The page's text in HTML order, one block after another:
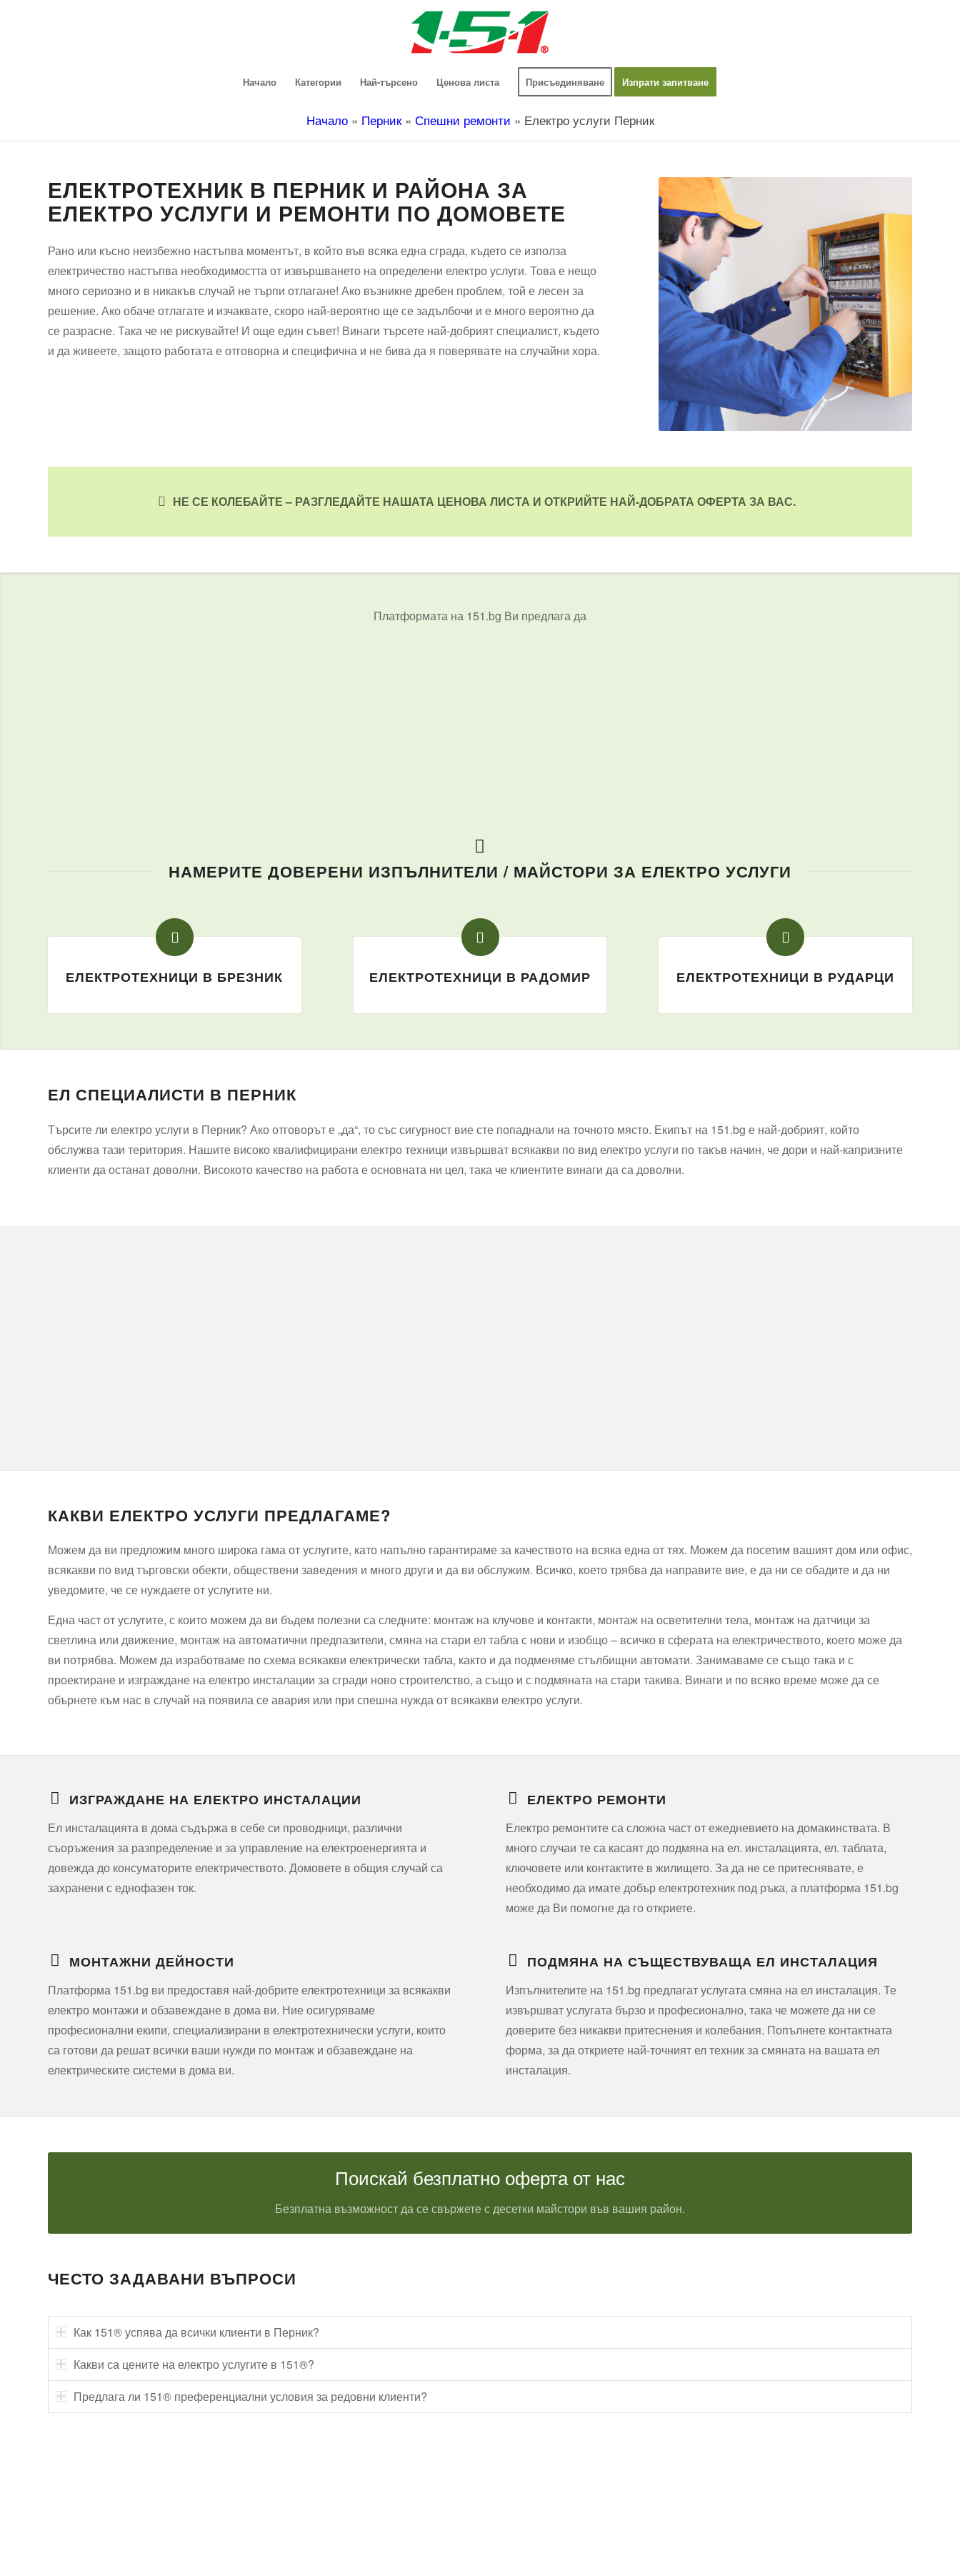
Начало Категории Най-търсено Ценова листа Присъединяване Изпрати запитване
Начало» Перник» Спешни ремонти » Електро услуги Перник
ЕЛЕКТРОТЕХНИК В ПЕРНИК И РАЙОНА ЗА
ЕЛЕКТРО УСЛУГИ И РЕМОНТИ ПО ДОМОВЕТЕ
Рано или късно неизбежно настъпва моментът, в който във всяка една сграда, където се използа
електричество настъпва необходимостта от извършването на определени електро услуги. Това е нещо
много сериозно и в никакъв случай не търпи отлагане! Ако възникне дребен проблем, той е лесен за
решение. Ако обаче отлагате и изчаквате, скоро най-вероятно ще се задълбочи и е много вероятно да
се разрасне. Така че не рискувайте! И още един съвет! Винаги търсете най-добрият специалист, където
и да живеете, защото работата е отговорна и специфична и не бива да я поверявате на случайни хора.
НЕ СЕ КОЛЕБАЙТЕ – РАЗГЛЕДАЙТЕ НАШАТА ЦЕНОВА ЛИСТА И ОТКРИЙТЕ НАЙ-ДОБРАТА ОФЕРТА ЗА ВАС.
Платформата на 151.bg Ви предлага да
НАМЕРИТЕ ДОВЕРЕНИ ИЗПЪЛНИТЕЛИ / МАЙСТОРИ ЗА ЕЛЕКТРО УСЛУГИ
ЕЛЕКТРОТЕХНИЦИ В БРЕЗНИК ЕЛЕКТРОТЕХНИЦИ В РАДОМИР ЕЛЕКТРОТЕХНИЦИ В РУДАРЦИ
ЕЛ СПЕЦИАЛИСТИ В ПЕРНИК
Търсите ли електро услуги в Перник? Ако отговорът е „да“, то със сигурност вие сте попаднали на точното място. Екипът на 151.bg е най-добрият, който
обслужва тази територия. Нашите високо квалифицирани електро техници извършват всякакви по вид електро услуги по такъв начин, че дори и най-капризните
клиенти да останат доволни. Високото качество на работа е основната ни цел, така че клиентите винаги да са доволни.
КАКВИ ЕЛЕКТРО УСЛУГИ ПРЕДЛАГАМЕ?
Можем да ви предложим много широка гама от услугите, като напълно гарантираме за качеството на всяка една от тях. Можем да посетим вашият дом или офис,
всякакви по вид търговски обекти, обществени заведения и много други и да ви обслужим. Всичко, което трябва да направите вие, е да ни се обадите и да ни
уведомите, че се нуждаете от услугите ни.
Една част от услугите, с които можем да ви бъдем полезни са следните: монтаж на клучове и контакти, монтаж на осветителни тела, монтаж на датчици за
светлина или движение, монтаж на автоматични предпазители, смяна на стари ел табла с нови и изобщо – всичко в сферата на електричеството, което може да
ви потрябва. Можем да изработваме по схема всякакви електрически табла, както и да подменяме стълбищни автомати. Занимаваме се също така и с
проектиране и изграждане на електро инсталации за сгради ново строителство, а също и с подмяната на стари такива. Винаги и по всяко време може да се
обърнете към нас в случай на появила се авария или при спешна нужда от всякакви електро услуги.
ИЗГРАЖДАНЕ НА ЕЛЕКТРО ИНСТАЛАЦИИ
Ел инсталацията в дома съдържа в себе си проводници, различни
съоръжения за разпределение и за управление на електроенергията и
довежда до консуматорите електричеството. Домовете в общия случай са
захранени с еднофазен ток.
ЕЛЕКТРО РЕМОНТИ
Електро ремонтите са сложна част от ежедневието на домакинствата. В
много случаи те са касаят до подмяна на ел. инсталацията, ел. таблата,
ключовете или контактите в жилището. За да не се притеснявате, е
необходимо да имате добър електротехник под ръка, а платформа 151.bg
може да Ви помогне да го откриете.
МОНТАЖНИ ДЕЙНОСТИ
Платформа 151.bg ви предоставя най-добрите електротехници за всякакви
електро монтажи и обзавеждане в дома ви. Ние осигуряваме
професионални екипи, специализирани в електротехнически услуги, които
са готови да решат всички ваши нужди по монтаж и обзавеждане на
електрическите системи в дома ви.
ПОДМЯНА НА СЪЩЕСТВУВАЩА ЕЛ ИНСТАЛАЦИЯ
Изпълнителите на 151.bg предлагат услугата смяна на ел инсталация. Те
извършват услугата бързо и професионално, така че можете да ни се
доверите без никакви притеснения и колебания. Попълнете контактната
форма, за да откриете най-точният ел техник за смяната на вашата ел
инсталация.
Поискай безплатно оферта от нас
Безплатна възможност да се свържете с десетки майстори във вашия район.
ЧЕСТО ЗАДАВАНИ ВЪПРОСИ
Как 151® успява да всички клиенти в Перник?
Какви са цените на електро услугите в 151®?
Предлага ли 151® преференциални условия за редовни клиенти?